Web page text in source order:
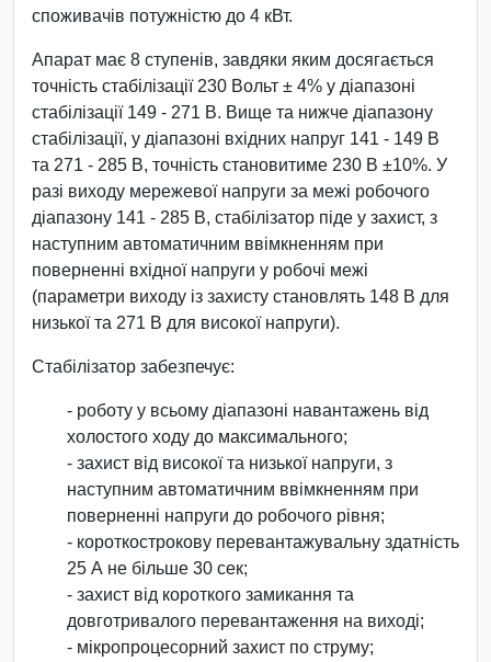
споживачів потужністю до 4 кВт.
Апарат має 8 ступенів, завдяки яким досягається
точність стабілізації 230 Вольт ± 4% у діапазоні
стабілізації 149 - 271 В. Вище та нижче діапазону
стабілізації, у діапазоні вхідних напруг 141 - 149 В
та 271 - 285 В, точність становитиме 230 В ±10%. У
разі виходу мережевої напруги за межі робочого
діапазону 141 - 285 В, стабілізатор піде у захист, з
наступним автоматичним ввімкненням при
поверненні вхідної напруги у робочі межі
(параметри виходу із захисту становлять 148 В для
низької та 271 В для високої напруги).
Стабілізатор забезпечує:
- роботу у всьому діапазоні навантажень від
холостого ходу до максимального;
- захист від високої та низької напруги, з
наступним автоматичним ввімкненням при
поверненні напруги до робочого рівня;
- короткострокову перевантажувальну здатність
25 А не більше 30 сек;
- захист від короткого замикання та
довготривалого перевантаження на виході;
- мікропроцесорний захист по струму;